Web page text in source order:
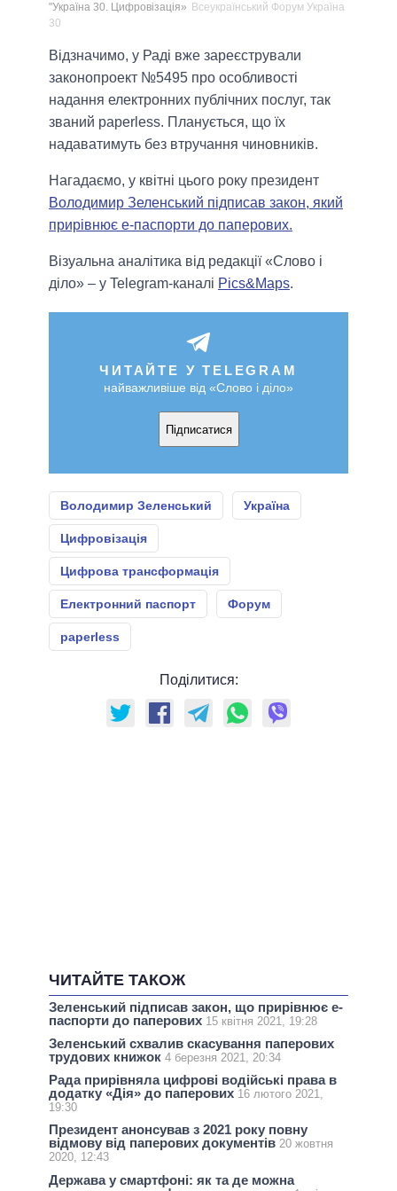
"Україна 30. Цифровізація» Всеукраїнський Форум Україна
30
Відзначимо, у Раді вже зареєстрували
законопроект №5495 про особливості
надання електронних публічних послуг, так
званий рaperless. Планується, що їх
надаватимуть без втручання чиновників.
Нагадаємо, у квітні цього року президент
Володимир Зеленський підписав закон, який
прирівнює е-паспорти до паперових.
Візуальна аналітика від редакції «Слово і
діло» – у Telegram-каналі Pics&Maps.
ЧИТАЙТЕ У TELEGRAM
найважливіше від «Слово і діло»
Підписатися
Володимир Зеленський Україна
Цифровізація
Цифрова трансформація
Електронний паспорт Форум
paperless
Поділитися:
ЧИТАЙТЕ ТАКОЖ
Зеленський підписав закон, що прирівнює е-
паспорти до паперових 15 квітня 2021, 19:28
Зеленський схвалив скасування паперових
трудових книжок 4 березня 2021, 20:34
Рада прирівняла цифрові водійські права в
додатку «Дія» до паперових 16 лютого 2021,
19:30
Президент анонсував з 2021 року повну
відмову від паперових документів 20 жовтня
2020, 12:43
Держава у смартфоні: як та де можна